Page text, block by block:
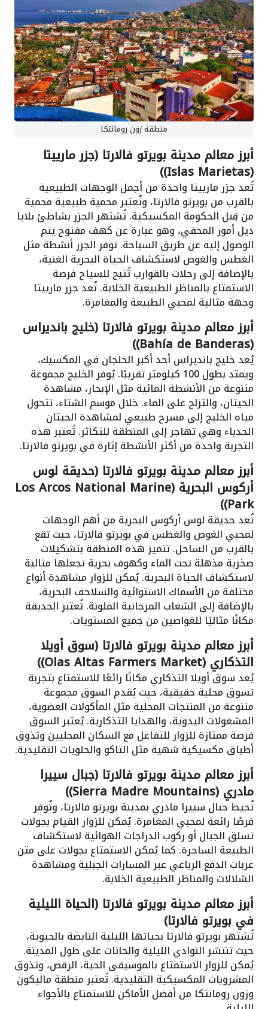
منطقة زون رومانتكا
أبرز معالم مدينة بويرتو فالارتا (جزر مارييتا
(Islas Marietas))
تُعد جزر مارييتا واحدة من أجمل الوجهات الطبيعية
بالقرب من بويرتو فالارتا، وتُعتبر محمية طبيعية محمية
من قِبل الحكومة المكسيكية. تُشتهر الجزر بشاطئ بلايا
ديل أمور المخفي، وهو عبارة عن كهف مفتوح يتم
الوصول إليه عن طريق السباحة. توفر الجزر أنشطة مثل
الغطس والغوص لاستكشاف الحياة البحرية الغنية،
بالإضافة إلى رحلات بالقوارب تُتيح للسياح فرصة
الاستمتاع بالمناظر الطبيعية الخلابة. تُعد جزر مارييتا
وجهة مثالية لمحبي الطبيعة والمغامرة.
أبرز معالم مدينة بويرتو فالارتا (خليج بانديراس
(Bahía de Banderas))
يُعد خليج بانديراس أحد أكبر الخلجان في المكسيك،
ويمتد بطول 100 كيلومتر تقريبًا. يُوفر الخليج مجموعة
متنوعة من الأنشطة المائية مثل الإبحار، مشاهدة
الحيتان، والتزلج على الماء. خلال موسم الشتاء، تتحول
مياه الخليج إلى مسرح طبيعي لمشاهدة الحيتان
الحدباء وهي تهاجر إلى المنطقة للتكاثر. تُعتبر هذه
التجربة واحدة من أكثر الأنشطة إثارة في بويرتو فالارتا.
أبرز معالم مدينة بويرتو فالارتا (حديقة لوس
أركوس البحرية (Los Arcos National Marine
Park))
تُعد حديقة لوس أركوس البحرية من أهم الوجهات
لمحبي الغوص والغطس في بويرتو فالارتا، حيث تقع
بالقرب من الساحل. تتميز هذه المنطقة بتشكيلات
صخرية مذهلة تحت الماء وكهوف بحرية تجعلها مثالية
لاستكشاف الحياة البحرية. يُمكن للزوار مشاهدة أنواع
مختلفة من الأسماك الاستوائية والسلاحف البحرية،
بالإضافة إلى الشعاب المرجانية الملونة. تُعتبر الحديقة
مكانًا مثاليًا للغواصين من جميع المستويات.
أبرز معالم مدينة بويرتو فالارتا (سوق أويلا
التذكاري (Olas Altas Farmers Market))
يُعد سوق أويلا التذكاري مكانًا رائعًا للاستمتاع بتجربة
تسوق محلية حقيقية، حيث يُقدم السوق مجموعة
متنوعة من المنتجات المحلية مثل المأكولات العضوية،
المشغولات اليدوية، والهدايا التذكارية. يُعتبر السوق
فرصة ممتازة للزوار للتفاعل مع السكان المحليين وتذوق
أطباق مكسيكية شهية مثل التاكو والحلويات التقليدية.
أبرز معالم مدينة بويرتو فالارتا (جبال سييرا
مادري (Sierra Madre Mountains))
تُحيط جبال سييرا مادري بمدينة بويرتو فالارتا، وتُوفر
فرصًا رائعة لمحبي المغامرة. يُمكن للزوار القيام بجولات
تسلق الجبال أو ركوب الدراجات الهوائية لاستكشاف
الطبيعة الساحرة. كما يُمكن الاستمتاع بجولات على متن
عربات الدفع الرباعي عبر المسارات الجبلية ومشاهدة
الشلالات والمناظر الطبيعية الخلابة.
أبرز معالم مدينة بويرتو فالارتا (الحياة الليلية
في بويرتو فالارتا)
تُشتهر بويرتو فالارتا بحياتها الليلية النابضة بالحيوية،
حيث تنتشر النوادي الليلية والحانات على طول المدينة.
يُمكن للزوار الاستمتاع بالموسيقى الحية، الرقص، وتذوق
المشروبات المكسيكية التقليدية. تُعتبر منطقة ماليكون
وزون رومانتكا من أفضل الأماكن للاستمتاع بالأجواء